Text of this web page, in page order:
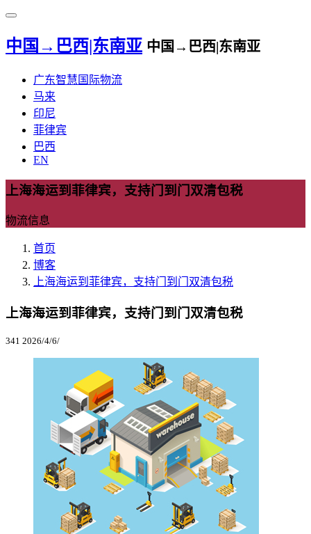
中国→巴西|东南亚 中国→巴西|东南亚
广东智慧国际物流
马来
印尼
菲律宾
巴西
EN
上海海运到菲律宾，支持门到门双清包税
物流信息
首页
博客
上海海运到菲律宾，支持门到门双清包税
上海海运到菲律宾，支持门到门双清包税
341 2026/4/6/